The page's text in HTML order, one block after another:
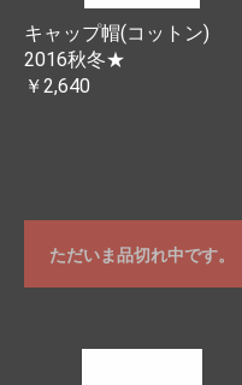
キャップ帽(コットン)
2016秋冬★
￥2,640
ただいま品切れ中です。